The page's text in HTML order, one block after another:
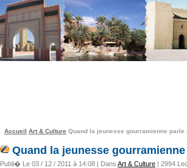
Accueil Art & Culture Quand la jeunesse gourramienne
Quand la jeunesse
Publi� Le 03 / 12 / 2011 à 14:08 | Dans Art & Culture | 2994